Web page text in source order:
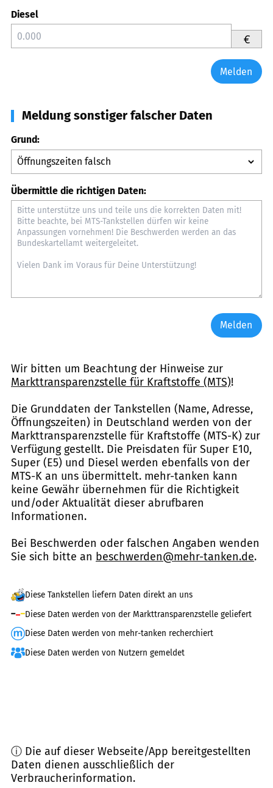
Diesel
€
Melden
Meldung sonstiger falscher Daten
Grund:
Übermittle die richtigen Daten:
Melden
Wir bitten um Beachtung der Hinweise zur
Markttransparenzstelle für Kraftstoffe (MTS)!
Die Grunddaten der Tankstellen (Name, Adresse,
Öffnungszeiten) in Deutschland werden von der
Markttransparenzstelle für Kraftstoffe (MTS-K) zur
Verfügung gestellt. Die Preisdaten für Super E10,
Super (E5) und Diesel werden ebenfalls von der
MTS-K an uns übermittelt. mehr-tanken kann
keine Gewähr übernehmen für die Richtigkeit
und/oder Aktualität dieser abrufbaren
Informationen.
Bei Beschwerden oder falschen Angaben wenden
Sie sich bitte an beschwerden@mehr-tanken.de.
Diese Tankstellen liefern Daten direkt an uns
Diese Daten werden von der Markttransparenzstelle geliefert
Diese Daten werden von mehr-tanken recherchiert
Diese Daten werden von Nutzern gemeldet
ⓘ Die auf dieser Webseite/App bereitgestellten
Daten dienen ausschließlich der
Verbraucherinformation.